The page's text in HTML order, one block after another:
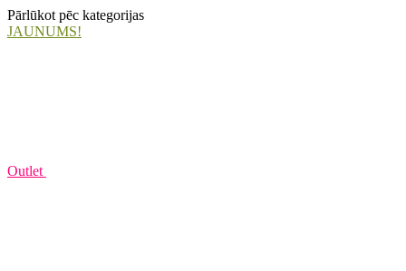
Pārlūkot pēc kategorijas
JAUNUMS!
Outlet